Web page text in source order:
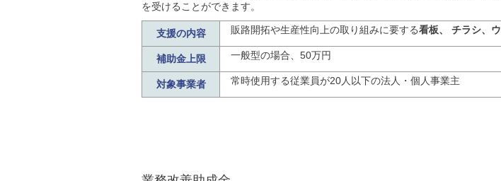
を受けることができます。
支援の内容 販路開拓や生産性向上の取り組みに要する看板、 チラシ、
補助金上限 一般型の場合、50万円
対象事業者 常時使用する従業員が20人以下の法人・個人事業主